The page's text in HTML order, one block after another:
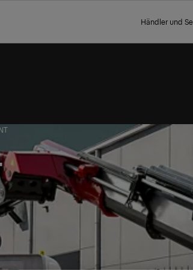
Händler und